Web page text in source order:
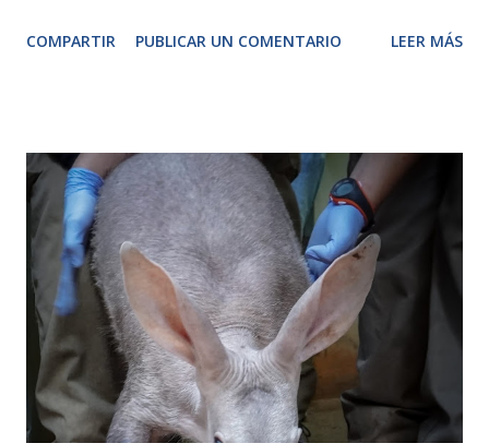
año 2006 para constituir un grupo de esta especie, que
alrededor de 15 años. Los cuidadores de Noel observaron
que se estaban produciendo una serie de cambios en su
pelaje, como la disminución del brillo de su pelo, cambios en
la pigmentación, pérdida de volumen a nivel general, ligera
pérdida de peso y sobrecrecimiento de las pezuñas. Noel
es uno de los animales senior del parque y estos cambios
en su estado físico han motivado la decisión de realizarle un
chequeo geriátrico completo. Para poder efectuar la
revisión ha sido necesaria...
COMPARTIR PUBLICAR UN COMENTARIO LEER MÁS